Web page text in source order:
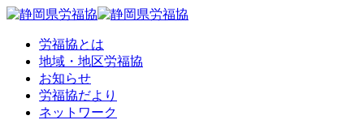
労福協とは
地域・地区労福協
お知らせ
労福協だより
ネットワーク